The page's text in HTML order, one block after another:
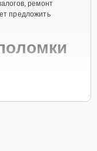
ремонт
предложить
падении